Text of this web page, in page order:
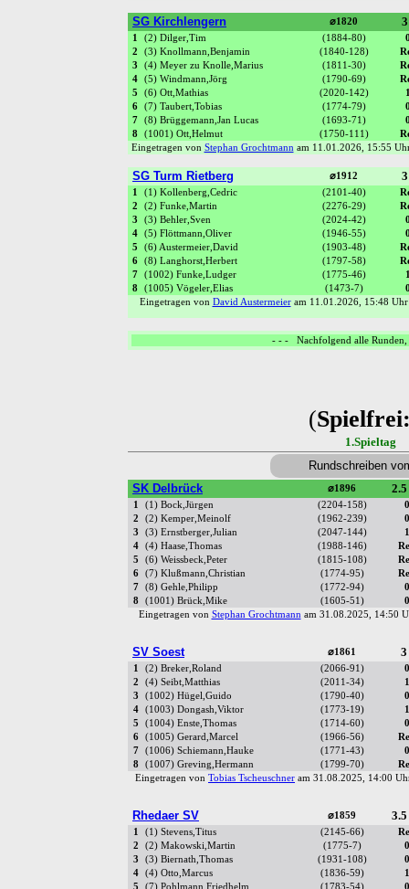
SG Kirchlengern ⌀1820
1 (2) Dilger,Tim (1884-80)
2
(3) Knollmann,Benjamin (1840-128)
3
(4) Meyer zu Knolle,Marius (1811-30)
4
(5) Windmann,Jörg (1790-69)
5
(6) Ott,Mathias (2020-142)
6
(7) Taubert,Tobias (1774-79)
7
(8) Brüggemann,Jan Lucas (1693-71)
8
(1001) Ott,Helmut (1750-111)
Eingetragen von Stephan Grochtmannam 11.01.2026, 15:55
SG Turm Rietberg ⌀1912
1 (1) Kollenberg,Cedric (2101-40)
2
(2) Funke,Martin (2276-29)
3
(3) Behler,Sven (2024-42)
4
(5) Flöttmann,Oliver (1946-55)
5
(6) Austermeier,David (1903-48)
6
(8) Langhorst,Herbert (1797-58)
7
(1002) Funke,Ludger (1775-46)
8
(1005) Vögeler,Elias (1473-7)
Eingetragen von David Austermeieram 11.01.2026, 15:48
- - - Nachfolgend alle
(
1.Spieltag
Rundschreiben
SK Delbrück
⌀1896
1 (1) Bock,Jürgen (2204-158)
2
(2) Kemper,Meinolf (1962-239)
3
(3) Ernstberger,Julian (2047-144)
4
(4) Haase,Thomas (1988-146)
5
(6) Weissbeck,Peter (1815-108)
6
(7) Klußmann,Christian (1774-95)
7
(8) Gehle,Philipp (1772-94)
8
(1001) Brück,Mike (1605-51)
Eingetragen von Stephan Grochtmannam 31.08.2025, 14:50
SV Soest ⌀1861 3
1 (2) Breker,Roland (2066-91)
2
(4) Seibt,Matthias (2011-34)
3
(1002) Hügel,Guido (1790-40)
4
(1003) Dongash,Viktor (1773-19)
5
(1004) Enste,Thomas (1714-60)
6
(1005) Gerard,Marcel (1966-56)
7
(1006) Schiemann,Hauke (1771-43)
8
(1007) Greving,Hermann (1799-70)
Eingetragen von Tobias Tscheuschner am 31.08.2025, 14:00
Rhedaer SV ⌀1859
1 (1) Stevens,Titus (2145-66)
2
(2) Makowski,Martin (1775-7)
3
(3) Biernath,Thomas (1931-108)
4
(4) Otto,Marcus (1836-59)